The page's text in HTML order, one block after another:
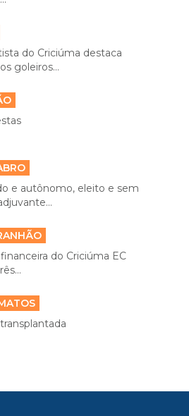
do Criciúma destaca
goleiros...
e autônomo, eleito e sem
do Criciúma EC